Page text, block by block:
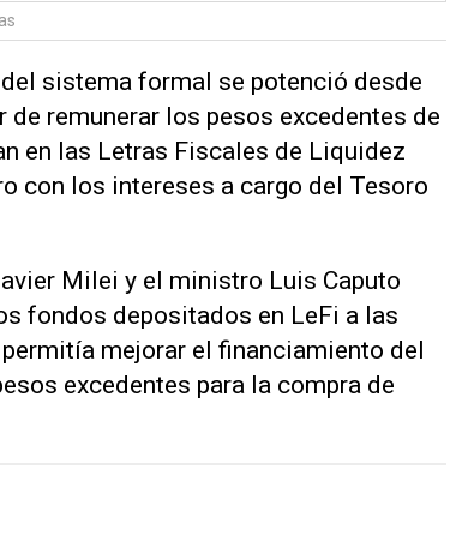
sistema formal se potenció desde
remunerar los pesos excedentes de
en las Letras Fiscales de Liquidez
con los intereses a cargo del Tesoro
Milei y el ministro Luis Caputo
fondos depositados en LeFi a las
mejorar el financiamiento del
excedentes para la compra de